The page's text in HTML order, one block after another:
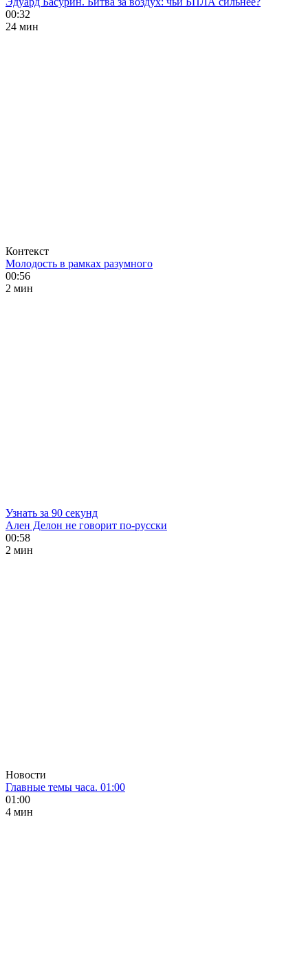
00:32
24 мин
Контекст
Молодость в рамках разумного
00:56
2 мин
Узнать за 90 секунд
Ален Делон не говорит по-русски
00:58
2 мин
Новости
Главные темы часа. 01:00
01:00
4 мин